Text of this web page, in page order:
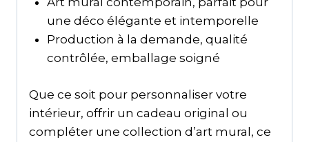
une déco élégante et intemporelle
Production à la demande, qualité
contrôlée, emballage soigné
Que ce soit pour personnaliser votre
intérieur, offrir un cadeau original ou
compléter une collection d’art mural, ce